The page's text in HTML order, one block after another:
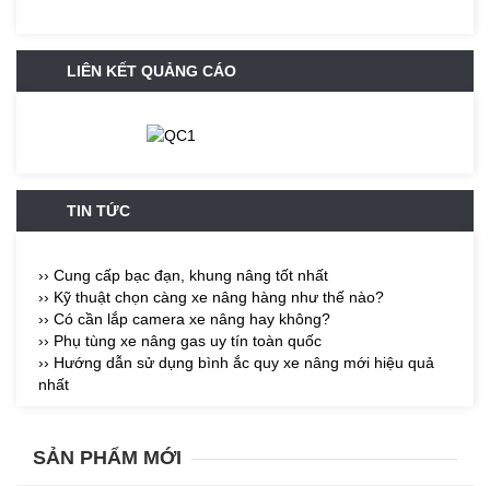
LIÊN KẾT QUẢNG CÁO
TIN TỨC
›› Cung cấp bạc đạn, khung nâng tốt nhất
›› Kỹ thuật chọn càng xe nâng hàng như thế nào?
›› Có cần lắp camera xe nâng hay không?
›› Phụ tùng xe nâng gas uy tín toàn quốc
›› Hướng dẫn sử dụng bình ắc quy xe nâng mới hiệu quả
nhất
SẢN PHẨM MỚI